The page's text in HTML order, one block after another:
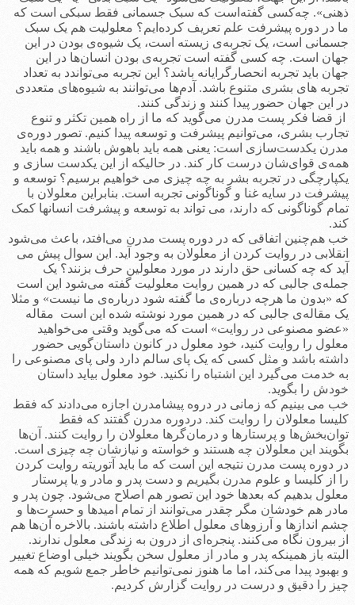
ذهنی». چه‌کسی گفته‌است که سبک جسمانی فقط سبکی است که
ما در دوره پیشرفت علم تعریف کرده‌ایم؟ معلولیت هم یک سبک
جسمانی است، یک تجربه‌ی زیسته است، یک شیوه‌ی بودن در این
جهان است. چه کسی گفته است تجربه‌ی بودن انسان‌ها در این
جهان باید تجربه انحصارگرایانه باشد؟ این تجربه می‌تواندد به تعداد
تجربه های بشری متنوع باشد. آدم‌ها می‌توانند به شیوه‌های متعددی
در این جهان حضور پیدا کنند و زندگی کنند.
از قضا فکر پست مدرن می‌گوید که ما از راه همین تکثر و تنوع
تجارب بشری، می‌توانیم پیشرفت و توسعه پیدا کنیم. تصور دوره‌ی
مدرن یکدست‌سازی است: یعنی همه باید باهوش باشند و همه باید
همه‌ی قوای‌شان درست کار کند. در حالیکه از این یکدست سازی و
یکپارچگی در تجربه بشر به چه چیزی می خواهیم برسیم؟ توسعه و
پیشرفت در سایه غنا و گوناگونی تجربه است. بنابراین معلولان با
تمام گوناگونی که دارند، می تواند به توسعه و پیشرفت انسانها کمک
کند.
خب هم‌چنین اتفاقی که در دوره پست مدرن می‌افتد، باعث می‌شود
انقلابی در روایت کردن از معلولان به وجود آید. این‌ سوال پیش می
آید که چه کسانی حق دارند در مورد معلولین حرف بزنند؟ یک
جمله‌ی جالبی که در همین روایت معلولیت گفته می‌شود این است
که «بدون ما هرچه درباره‌ی ما گفته شود درباره‌ی ما نیست» و مثلا
یک مقاله‌ی جالبی که در همین مورد نوشته شده این است مقاله
«عضو مصنوعی در روایت» است که می‌گوید وقتی می‌خواهید
معلول را روایت کنید، خود معلول در کانون داستان‌گویی حضور
داشته باشد و مثل کسی که یک پای سالم دارد ولی پای مصنوعی را
به خدمت می‌گیرد این اشتباه را نکنید. خود معلول بیاید داستان
خودش را بگوید.
خب می بینیم که زمانی در دروه پیشامدرن اجازه می‌دادند که فقط
کلیسا معلولان را روایت کند. دردوره مدرن گفتند که فقط
توان‌بخش‌ها و پرستارها و درمان‌گرها معلولان را روایت کنند. آن‌ها
بگویند این معلولان چه هستند و خواسته و نیازشان چه چیزی است.
در دوره پست مدرن نتیجه این است که ما باید آتوریته روایت کردن
را از کلیسا و علوم مدرن بگیریم و دست پدر و مادر و یا پرستار
معلول بدهیم که بعدها خود این تصور هم اصلاح می‌شود. چون پدر و
مادر هم خودشان مگر چقدر می‌توانند از تمام امیدها و حسرت‌ها و
چشم اندازها و آرزوهای معلول اطلاع داشته باشند. بالاخره آن‌ها هم
از بیرون نگاه می‌کنند. پنجره‌ای از درون به زندگی معلول ندارند.
البته باز همینکه پدر و مادر از معلول سخن بگویند خیلی اوضاع تغییر
و بهبود پیدا می‌کند، اما ما هنوز نمی‌توانیم خاطر جمع شویم که همه
چیز را دقیق و درست در روایت گزارش کردیم.